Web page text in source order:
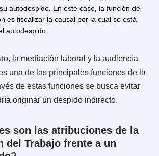
etc.
trámites que la Inspección del Trabajo
destacan los siguientes:
de antecedentes laborales y
documentos relacionados al proceso de
comité paritario de higiene y seguridad
obra o faena, sustitución de multas de